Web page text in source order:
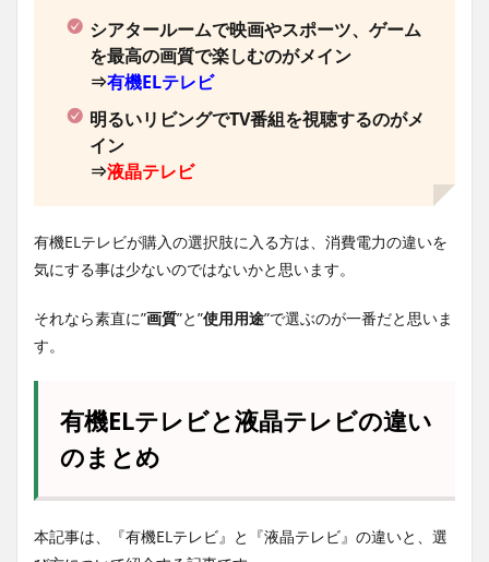
シアタールームで映画やスポーツ、ゲーム
を最高の画質で楽しむのがメイン
⇒有機ELテレビ
明るいリビングでTV番組を視聴するのがメ
イン
⇒液晶テレビ
有機ELテレビが購入の選択肢に入る方は、消費電力の違いを
気にする事は少ないのではないかと思います。
それなら素直に”画質”と”使用用途”で選ぶのが一番だと思いま
す。
有機ELテレビと液晶テレビの違い
のまとめ
本記事は、『有機ELテレビ』と『液晶テレビ』の違いと、選